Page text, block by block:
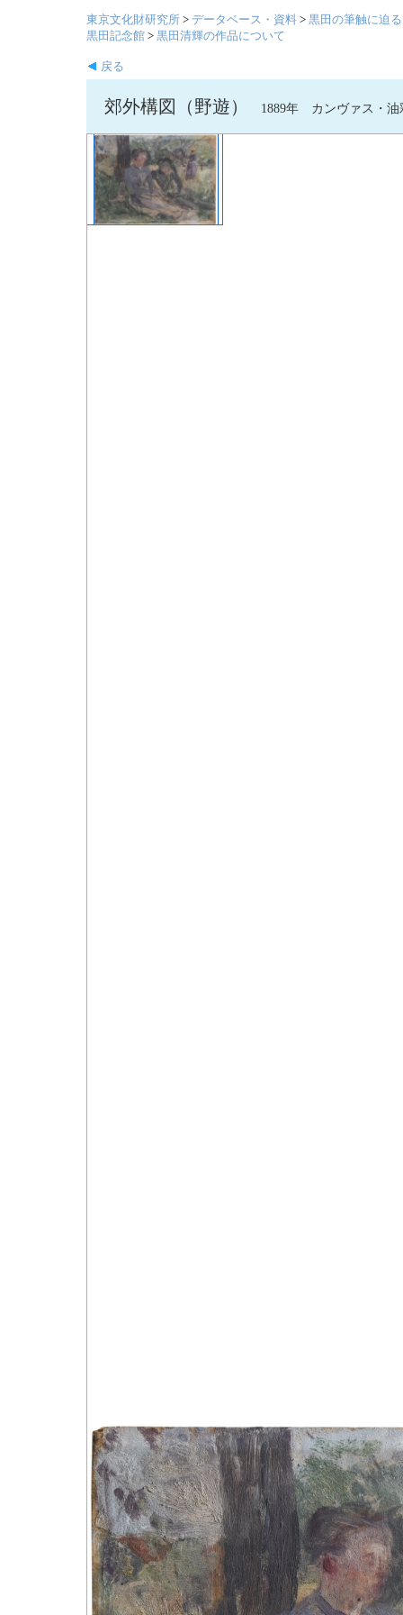
東京文化財研究所 > データベース・資料 > 黒田の筆触に迫
黒田記念館 > 黒田清輝の作品について
戻る
郊外構図（野遊） 1889年 カンヴァス・油